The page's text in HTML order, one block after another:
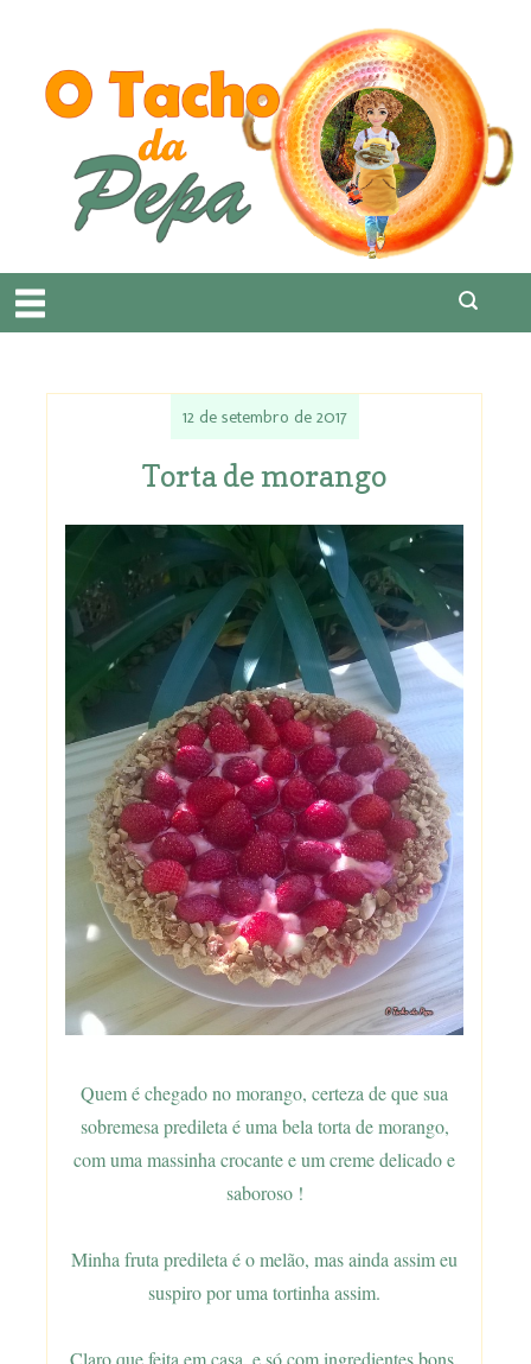
12 de setembro de 2017
Torta de morango
Quem é chegado no morango, certeza de que sua
sobremesa predileta é uma bela torta de morango,
com uma massinha crocante e um creme delicado e
saboroso !
Minha fruta predileta é o melão, mas ainda assim eu
suspiro por uma tortinha assim.
Claro que feita em casa, e só com ingredientes bons,